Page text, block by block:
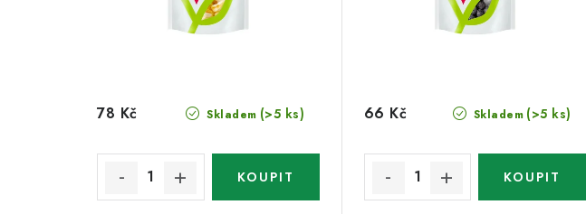
Skladem (>5 ks)
78 Kč Skladem (>5 ks)
66 Kč